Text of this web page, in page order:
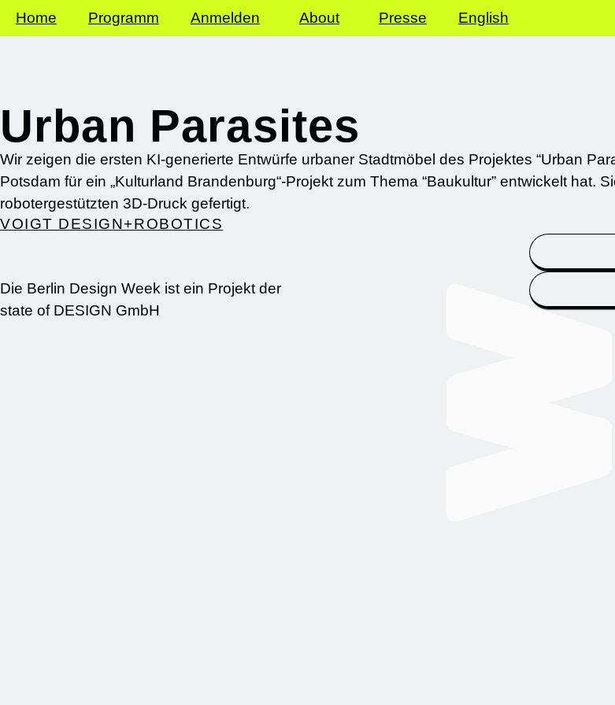
Home Programm Anmelden About Presse English
Urban Parasites
Wir zeigen die ersten KI-generierte Entwürfe urbaner Stadtmöbel des Projektes “Urban
Potsdam für ein „Kulturland Brandenburg“-Projekt zum Thema “Baukultur” entwickelt
robotergestützten 3D-Druck gefertigt.
VOIGT DESIGN+ROBOTICS
Die Berlin Design Week ist ein Projekt der
state of DESIGN GmbH